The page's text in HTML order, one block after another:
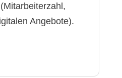
Angebote).